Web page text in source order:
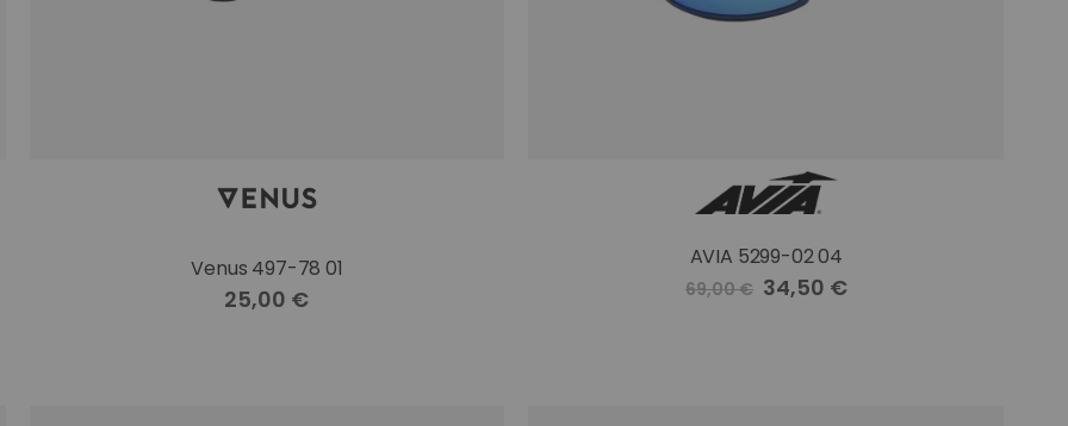
Venus 497-78 01
25,00 €
AVIA 5299-02 04
69,00 € Precio
especial
34,50 €